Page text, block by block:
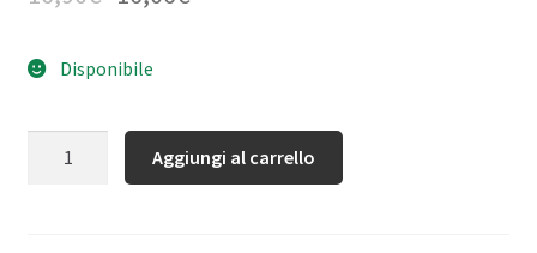
Disponibile
Aggiungi al carrello